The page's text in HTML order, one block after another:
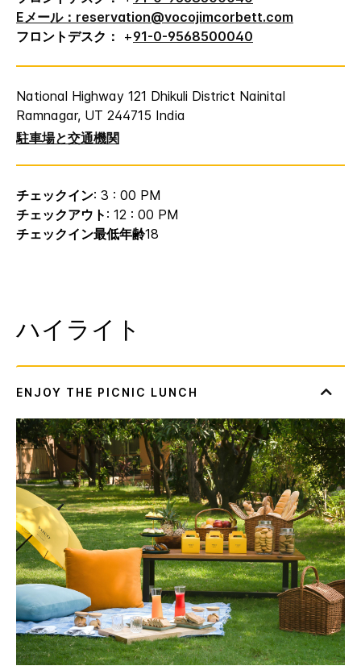
Eメール：reservation@vocojimcorbett.com
フロントデスク：
+91-0-9568500040
National Highway 121 Dhikuli District Nainital
Ramnagar, UT 244715 India
駐車場と交通機関
チェックイン: 3 : 00 PM
チェックアウト : 12 : 00 PM
チェックイン最低年齢18
ハイライト